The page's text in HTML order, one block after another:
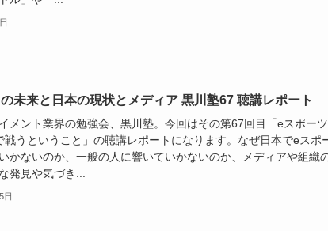
未来と日本の現状とメディア 黒川塾67 聴講レポート
メント業界の勉強会、黒川塾。今回はその第67回目「eスポーツ
戦うということ」の聴講レポートになります。なぜ日本でeスポ
かないのか、一般の人に響いていかないのか、メディアや組織
発見や気づき...
日